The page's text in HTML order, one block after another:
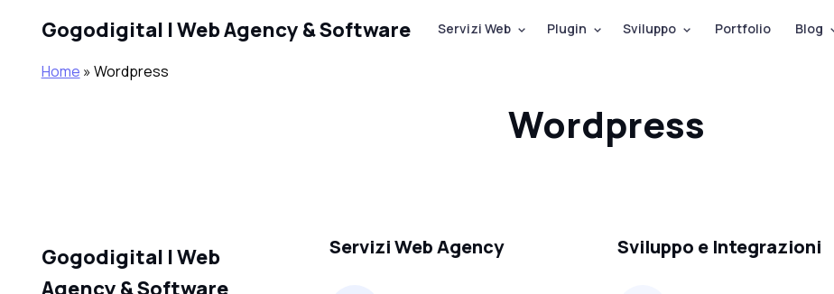
Gogodigital | Web Agency & Software Servizi Web Plugin Sviluppo Portfolio Blog
Home »Wordpress
Wordpress
Gogodigital | Web
Agency & Software
Servizi Web Agency Sviluppo e Integrazioni